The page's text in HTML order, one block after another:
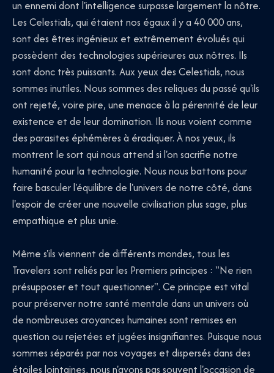
un ennemi dont l'intelligence surpasse largement la nôtre.
Les Celestials, qui étaient nos égaux il y a 40 000 ans,
sont des êtres ingénieux et extrêmement évolués qui
possèdent des technologies supérieures aux nôtres. Ils
sont donc très puissants. Aux yeux des Celestials, nous
sommes inutiles. Nous sommes des reliques du passé qu'ils
ont rejeté, voire pire, une menace à la pérennité de leur
existence et de leur domination. Ils nous voient comme
des parasites éphémères à éradiquer. À nos yeux, ils
montrent le sort qui nous attend si l'on sacrifie notre
humanité pour la technologie. Nous nous battons pour
faire basculer l'équilibre de l'univers de notre côté, dans
l'espoir de créer une nouvelle civilisation plus sage, plus
empathique et plus unie.
Même s'ils viennent de différents mondes, tous les
Travelers sont reliés par les Premiers principes : "Ne rien
présupposer et tout questionner". Ce principe est vital
pour préserver notre santé mentale dans un univers où
de nombreuses croyances humaines sont remises en
question ou rejetées et jugées insignifiantes. Puisque nous
sommes séparés par nos voyages et dispersés dans des
étoiles lointaines, nous n'avons pas souvent l'occasion de